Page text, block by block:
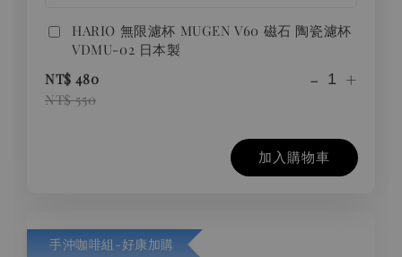
HARIO 無限濾杯 MUGEN V60 磁石 陶瓷濾杯
VDMU-02 日本製
NT$ 480
NT$ 550
- +
加入購物車
手沖咖啡組-好康加購